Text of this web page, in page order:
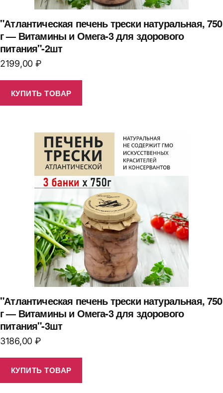
"Атлантическая печень трески натуральная, 750
г — Витамины и Омега-3 для здорового
питания"-2шт
2199,00 ₽
КУПИТЬ ТОВАР
"Атлантическая печень трески натуральная, 750
г — Витамины и Омега-3 для здорового
питания"-3шт
3186,00 ₽
КУПИТЬ ТОВАР